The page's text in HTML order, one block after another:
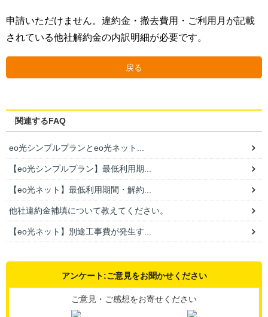
申請いただけません。違約金・撤去費用・ご利用月が記載
されている他社解約金の内訳明細が必要です。
戻る
関連するFAQ
eo光シンプルプランとeo光ネット...
【eo光シンプルプラン】最低利用期...
【eo光ネット】最低利用期間・解約...
他社違約金補填について教えてください。
【eo光ネット】別途工事費が発生す...
アンケート:ご意見をお聞かせください
ご意見・ご感想をお寄せください